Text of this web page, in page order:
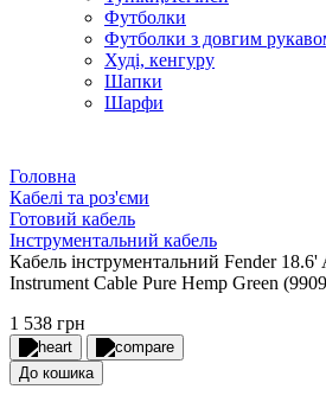
Футболки
Футболки з довгим
Худі, кенгуру
Шапки
Шарфи
Головна
Кабелі та роз'єми
Готовий кабель
Інструментальний кабель
Кабель інструментальний Fender 18.6'
Instrument Cable Pure Hemp Green
1 538 грн
До кошика